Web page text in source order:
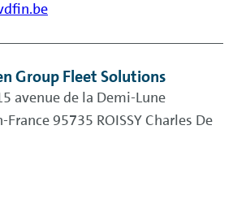
Group Fleet Solutions
avenue de la Demi-Lune
95735 ROISSY Charles De